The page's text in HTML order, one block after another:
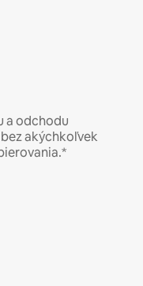
a odchodu
akýchkoľvek